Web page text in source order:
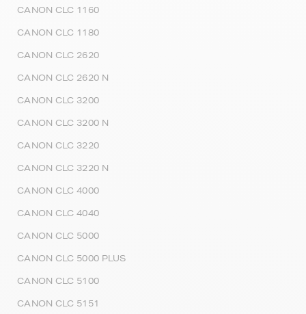
CANON CLC 1160
CANON CLC 1180
CANON CLC 2620
CANON CLC 2620 N
CANON CLC 3200
CANON CLC 3200 N
CANON CLC 3220
CANON CLC 3220 N
CANON CLC 4000
CANON CLC 4040
CANON CLC 5000
CANON CLC 5000 PLUS
CANON CLC 5100
CANON CLC 5151